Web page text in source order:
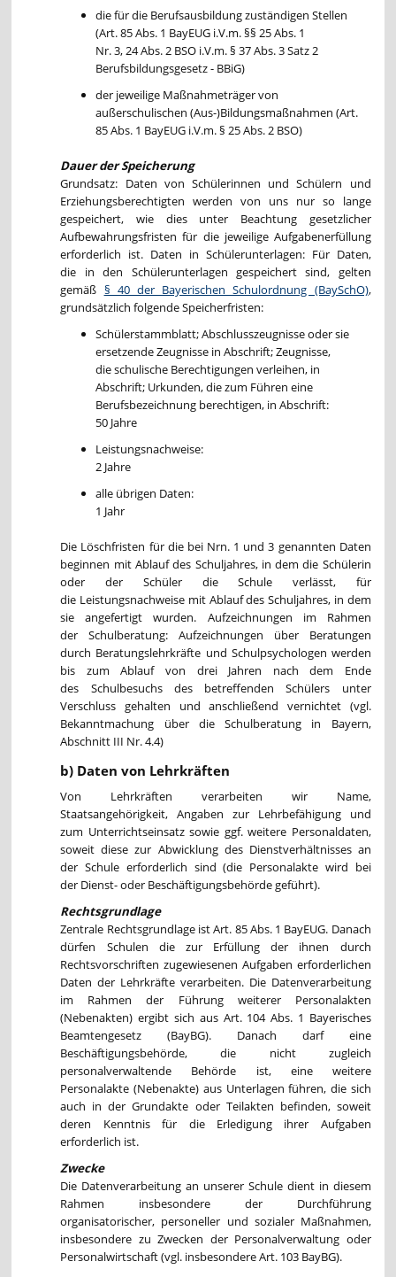
die für die Berufsausbildung zuständigen Stellen
(Art. 85 Abs. 1 BayEUG i.V.m. §§ 25 Abs. 1
Nr. 3, 24 Abs. 2 BSO i.V.m. § 37 Abs. 3 Satz 2
Berufsbildungsgesetz - BBiG)
der jeweilige Maßnahmeträger von
außerschulischen (Aus-)Bildungsmaßnahmen (Art.
85 Abs. 1 BayEUG i.V.m. § 25 Abs. 2 BSO)
Dauer der Speicherung
Grundsatz: Daten von Schülerinnen und Schülern und
Erziehungsberechtigten werden von uns nur so lange
gespeichert, wie dies unter Beachtung gesetzlicher
Aufbewahrungsfristen für die jeweilige Aufgabenerfüllung
erforderlich ist. Daten in Schülerunterlagen: Für Daten,
die in den Schülerunterlagen gespeichert sind, gelten
gemäß § 40 der Bayerischen Schulordnung (BaySchO),
grundsätzlich folgende Speicherfristen:
Schülerstammblatt; Abschlusszeugnisse oder sie
ersetzende Zeugnisse in Abschrift; Zeugnisse,
die schulische Berechtigungen verleihen, in
Abschrift; Urkunden, die zum Führen eine
Berufsbezeichnung berechtigen, in Abschrift:
50 Jahre
Leistungsnachweise:
2 Jahre
alle übrigen Daten:
1 Jahr
Die Löschfristen für die bei Nrn. 1 und 3 genannten Daten
beginnen mit Ablauf des Schuljahres, in dem die Schülerin
oder der Schüler die Schule verlässt, für
die Leistungsnachweise mit Ablauf des Schuljahres, in dem
sie angefertigt wurden. Aufzeichnungen im Rahmen
der Schulberatung: Aufzeichnungen über Beratungen
durch Beratungslehrkräfte und Schulpsychologen werden
bis zum Ablauf von drei Jahren nach dem Ende
des Schulbesuchs des betreffenden Schülers unter
Verschluss gehalten und anschließend vernichtet (vgl.
Bekanntmachung über die Schulberatung in Bayern,
Abschnitt III Nr. 4.4)
b) Daten von Lehrkräften
Von Lehrkräften verarbeiten wir Name,
Staatsangehörigkeit, Angaben zur Lehrbefähigung und
zum Unterrichtseinsatz sowie ggf. weitere Personaldaten,
soweit diese zur Abwicklung des Dienstverhältnisses an
der Schule erforderlich sind (die Personalakte wird bei
der Dienst- oder Beschäftigungsbehörde geführt).
Rechtsgrundlage
Zentrale Rechtsgrundlage ist Art. 85 Abs. 1 BayEUG. Danach
dürfen Schulen die zur Erfüllung der ihnen durch
Rechtsvorschriften zugewiesenen Aufgaben erforderlichen
Daten der Lehrkräfte verarbeiten. Die Datenverarbeitung
im Rahmen der Führung weiterer Personalakten
(Nebenakten) ergibt sich aus Art. 104 Abs. 1 Bayerisches
Beamtengesetz (BayBG). Danach darf eine
Beschäftigungsbehörde, die nicht zugleich
personalverwaltende Behörde ist, eine weitere
Personalakte (Nebenakte) aus Unterlagen führen, die sich
auch in der Grundakte oder Teilakten befinden, soweit
deren Kenntnis für die Erledigung ihrer Aufgaben
erforderlich ist.
Zwecke
Die Datenverarbeitung an unserer Schule dient in diesem
Rahmen insbesondere der Durchführung
organisatorischer, personeller und sozialer Maßnahmen,
insbesondere zu Zwecken der Personalverwaltung oder
Personalwirtschaft (vgl. insbesondere Art. 103 BayBG).